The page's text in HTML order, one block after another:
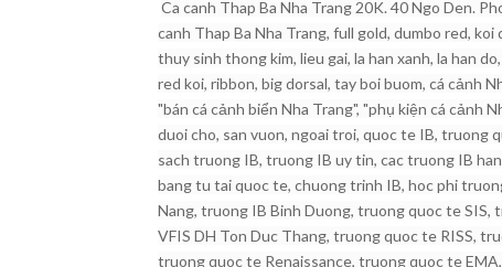
Ca canh Thap Ba Nha Trang 20K. 40 Ngo Den.
canh Thap Ba Nha Trang, full gold, dumbo red,
thuy sinh thong kim, lieu gai, la han xanh, la han
red koi, ribbon, big dorsal, tay boi buom, cá cảnh
"bán cá cảnh biển Nha Trang", "phụ kiện cá cảnh
duoi cho, san vuon, ngoai troi, quoc te IB, truong
sach truong IB, truong IB uy tin, cac truong IB
bang tu tai quoc te, chuong trinh IB, hoc phi
Nang, truong IB Binh Duong, truong quoc te
VFIS DH Ton Duc Thang, truong quoc te RISS,
truong quoc te Renaissance, truong quoc te